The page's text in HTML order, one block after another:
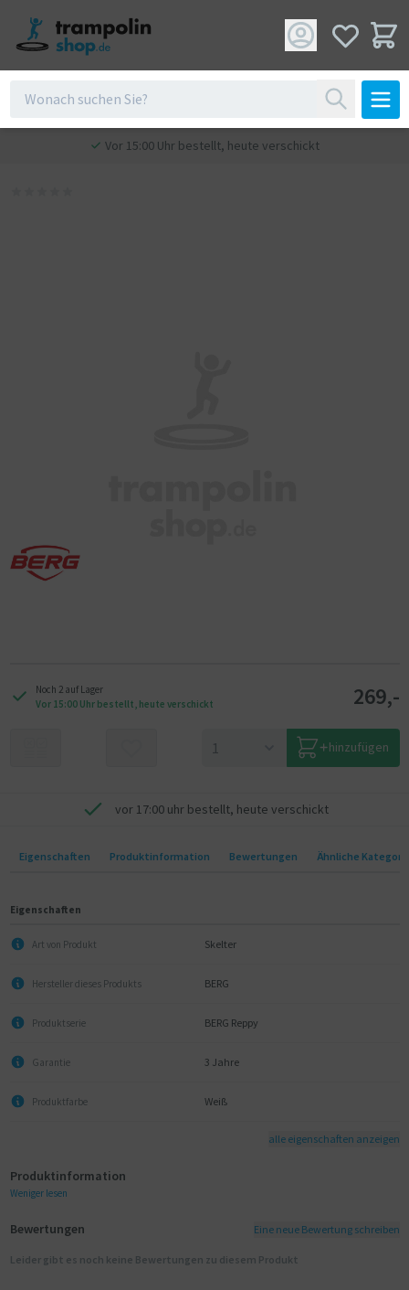
Vor 15:00 Uhr bestellt, heute verschickt
Noch 2 auf Lager
Vor 15:00 Uhr bestellt, heute verschickt
269,-
hinzufügen
vor 17:00 uhr bestellt, heute verschickt
Eigenschaften Produktinformation Bewertungen Ähnliche
Eigenschaften
Art von Produkt Skelter
Hersteller dieses Produkts BERG
Produktserie BERG Reppy
Garantie 3 Jahre
Produktfarbe Weiß
alle eigenschaften anzeigen
Produktinformation
Weniger lesen
Bewertungen Eine neue Bewertung schreiben
Leider gibt es noch keine Bewertungen zu diesem Produkt